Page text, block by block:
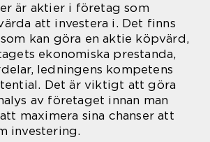
är aktier i företag som
att investera i. Det finns
kan göra en aktie köpvärd,
ekonomiska prestanda,
ledningens kompetens
Det är viktigt att göra
av företaget innan man
maximera sina chanser att
investering.